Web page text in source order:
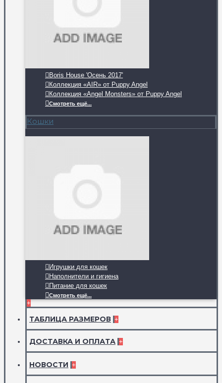
Boris House 'Осень 2017'
Коллекция «AIR» от Puppy Angel
Коллекция «Angel Monsters» от Puppy Angel
Смотреть ещё...
Кошки
Игрушки для кошек
Наполнители и гигиена
Питание для кошек
Смотреть ещё...
+
ТАБЛИЦА РАЗМЕРОВ +
ДОСТАВКА И ОПЛАТА +
НОВОСТИ +